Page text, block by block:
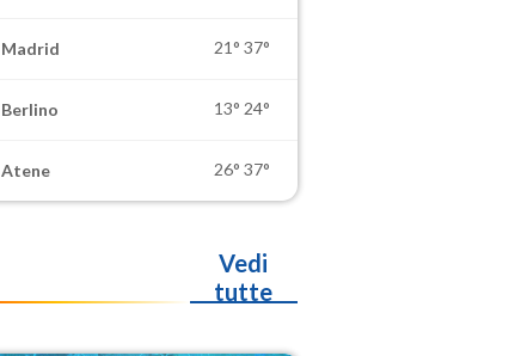
Madrid 21° 37°
Berlino 13° 24°
Atene 26° 37°
Vedi
tutte